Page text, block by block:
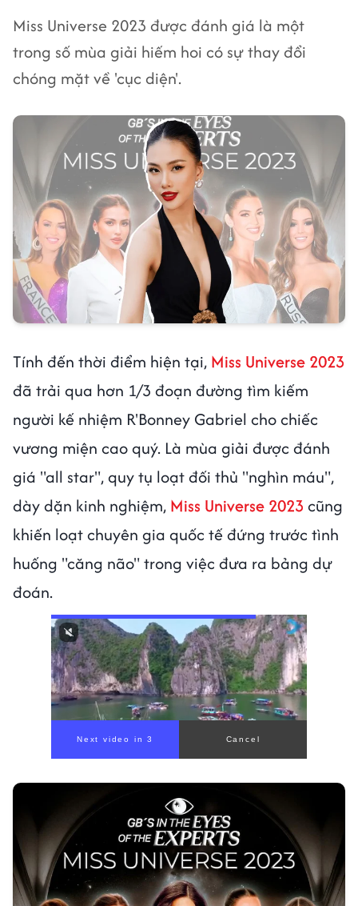
Miss Universe 2023 được đánh giá là một
trong số mùa giải hiếm hoi có sự thay đổi
chóng mặt về 'cục diện'.
Tính đến thời điểm hiện tại, Miss Universe 2023
đã trải qua hơn 1/3 đoạn đường tìm kiếm
người kế nhiệm R'Bonney Gabriel cho chiếc
vương miện cao quý. Là mùa giải được đánh
giá "all star", quy tụ loạt đối thủ "nghìn máu",
dày dặn kinh nghiệm, Miss Universe 2023 cũng
khiến loạt chuyên gia quốc tế đứng trước tình
huống "căng não" trong việc đưa ra bảng dự
đoán.
00:00/ 00:59